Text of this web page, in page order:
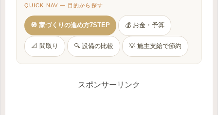
QUICK NAV — 目的から探す
🧭 家づくりの進め方7STEP 💰 お金・予算
📐 間取り 🔍 設備の比較 💡 施主支給で節約
スポンサーリンク